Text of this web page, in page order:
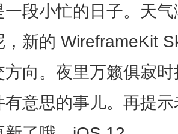
一段小忙的日子。天
，新的 WireframeKit
方向。夜里万籁俱寂
有意思的事儿。再提